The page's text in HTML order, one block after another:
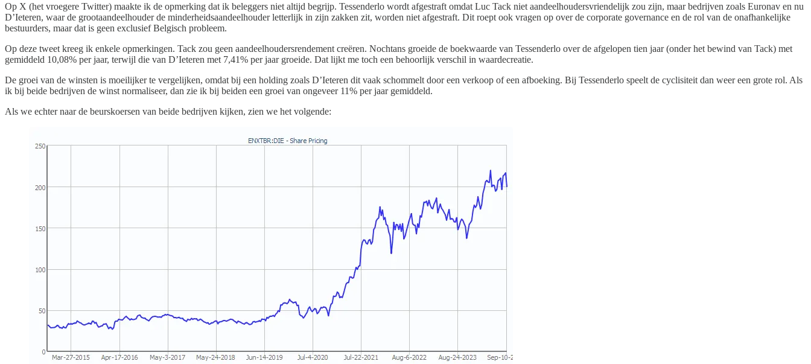
Op X (het vroegere Twitter) maakte ik de opmerking dat ik beleggers niet altijd begrijp. Tessenderlo wordt afgestraft omdat Luc Tack niet aandeelhoudersvriendelijk zou zijn, maar bedrijven zoals Euronav en nu
D’Ieteren, waar de grootaandeelhouder de minderheidsaandeelhouder letterlijk in zijn zakken zit, worden niet afgestraft. Dit roept ook vragen op over de corporate governance en de rol van de onafhankelijke
bestuurders, maar dat is geen exclusief Belgisch probleem.
Op deze tweet kreeg ik enkele opmerkingen. Tack zou geen aandeelhoudersrendement creëren. Nochtans groeide de boekwaarde van Tessenderlo over de afgelopen tien jaar (onder het bewind van Tack) met
gemiddeld 10,08% per jaar, terwijl die van D’Ieteren met 7,41% per jaar groeide. Dat lijkt me toch een behoorlijk verschil in waardecreatie.
De groei van de winsten is moeilijker te vergelijken, omdat bij een holding zoals D’Ieteren dit vaak schommelt door een verkoop of een afboeking. Bij Tessenderlo speelt de cyclisiteit dan weer een grote rol. Als
ik bij beide bedrijven de winst normaliseer, dan zie ik bij beiden een groei van ongeveer 11% per jaar gemiddeld.
Als we echter naar de beurskoersen van beide bedrijven kijken, zien we het volgende: